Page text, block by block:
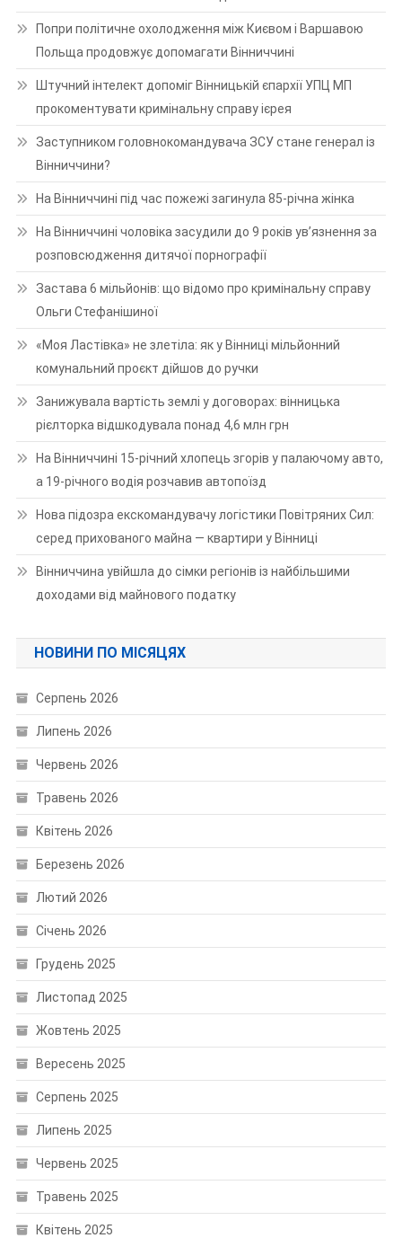
Попри політичне охолодження між Києвом і Варшавою
Польща продовжує допомагати Вінниччині
Штучний інтелект допоміг Вінницькій єпархії УПЦ МП
прокоментувати кримінальну справу ієрея
Заступником головнокомандувача ЗСУ стане генерал із
Вінниччини?
На Вінниччині під час пожежі загинула 85-річна жінка
На Вінниччині чоловіка засудили до 9 років ув’язнення за
розповсюдження дитячої порнографії
Застава 6 мільйонів: що відомо про кримінальну справу
Ольги Стефанішиної
«Моя Ластівка» не злетіла: як у Вінниці мільйонний
комунальний проєкт дійшов до ручки
Занижувала вартість землі у договорах: вінницька
рієлторка відшкодувала понад 4,6 млн грн
На Вінниччині 15-річний хлопець згорів у палаючому авто,
а 19-річного водія розчавив автопоїзд
Нова підозра екскомандувачу логістики Повітряних Сил:
серед прихованого майна — квартири у Вінниці
Вінниччина увійшла до сімки регіонів із найбільшими
доходами від майнового податку
НОВИНИ ПО МІСЯЦЯХ
Серпень 2026
Липень 2026
Червень 2026
Травень 2026
Квітень 2026
Березень 2026
Лютий 2026
Січень 2026
Грудень 2025
Листопад 2025
Жовтень 2025
Вересень 2025
Серпень 2025
Липень 2025
Червень 2025
Травень 2025
Квітень 2025